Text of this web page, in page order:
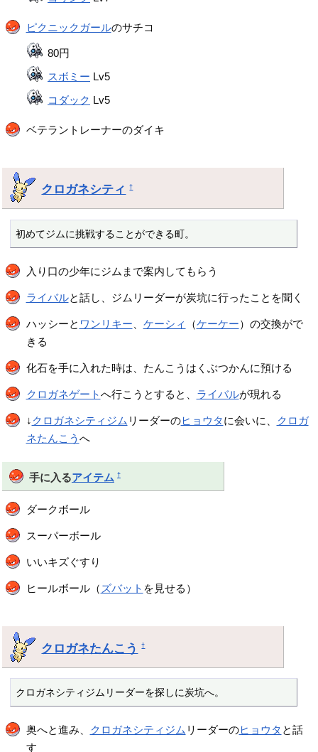
ピクニックガールのサチコ
80円
スボミー Lv5
コダック Lv5
ベテラントレーナーのダイキ
クロガネシティ †
初めてジムに挑戦することができる町。
入り口の少年にジムまで案内してもらう
ライバルと話し、ジムリーダーが炭坑に行ったことを聞く
ハッシーと ワンリキー ケーシィ （ケーケー）の交換がで
きる
化石を手に入れた時は、たんこうはくぶつかんに預ける
クロガネゲートへ行こうとすると、 ライバルが現れる
↓ クロガネシティジム リーダーのヒョウタに会いに、
クロガ
ネたんこう へ
手に入るアイテム †
ダークボール
スーパーボール
いいキズぐすり
ヒールボール（ ズバット を見せる）
クロガネたんこう †
クロガネシティジムリーダーを探しに炭坑へ。
奥へと進み、 クロガネシティジム リーダーのヒョウタ と話
す